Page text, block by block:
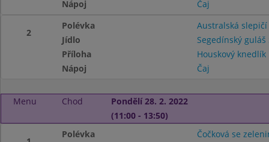
Nápoj
Čaj
2
Polévka
Australská slepičí
Jídlo
Segedínský guláš
Příloha
Houskový knedlík
Nápoj
Čaj
Menu Chod
Pondělí 28. 2. 2022
(11:00 - 13:50)
Polévka
Čočková se